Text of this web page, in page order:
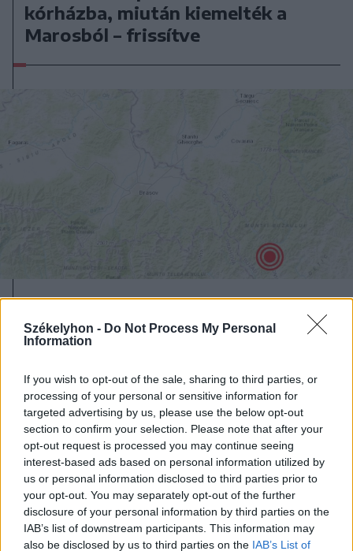
Székelyhon - Do Not Process My Personal
Information
If you wish to opt-out of the sale, sharing to third parties, or
processing of your personal or sensitive information for
targeted advertising by us, please use the below opt-out
section to confirm your selection. Please note that after your
opt-out request is processed you may continue seeing
interest-based ads based on personal information utilized by
us or personal information disclosed to third parties prior to
your opt-out. You may separately opt-out of the further
disclosure of your personal information by third parties on the
IAB’s list of downstream participants. This information may
also be disclosed by us to third parties on the IAB’s List of
kórházba, miután kiemelték a
Marosból – frissítve
3,4-es erősségű földrengés volt